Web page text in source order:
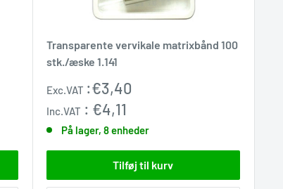
Transparente vervikale matrixbånd 100
stk./æske 1.141
Udsalgspris
Exc.VAT :€3,40
Inc.VAT : €4,11
På lager, 8 enheder
Tilføj til kurv